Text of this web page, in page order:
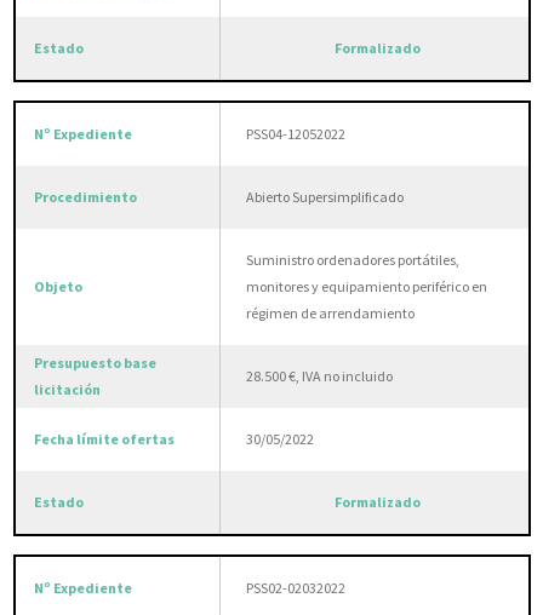
Formalizado
PSS04-12052022
Abierto Supersimplificado
Suministro ordenadores portátiles,
monitores y equipamiento periférico en
régimen de arrendamiento
28.500 €, IVA no incluido
30/05/2022
Formalizado
PSS02-02032022